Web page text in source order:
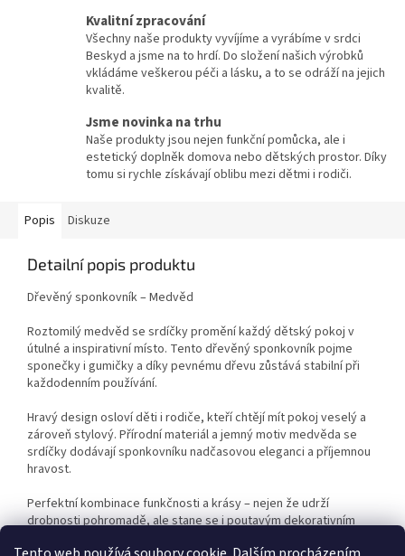
Kvalitní zpracování
Všechny naše produkty vyvíjíme a vyrábíme v srdci
Beskyd a jsme na to hrdí. Do složení našich výrobků
vkládáme veškerou péči a lásku, a to se odráží na jejich
kvalitě.
Jsme novinka na trhu
Naše produkty jsou nejen funkční pomůcka, ale i
estetický doplněk domova nebo dětských prostor. Díky
tomu si rychle získávají oblibu mezi dětmi i rodiči.
Popis Diskuze
Detailní popis produktu
Dřevěný sponkovník – Medvěd
Roztomilý medvěd se srdíčky promění každý dětský pokoj v
útulné a inspirativní místo. Tento dřevěný sponkovník pojme
sponečky i gumičky a díky pevnému dřevu zůstává stabilní při
každodenním používání.
Hravý design osloví děti i rodiče, kteří chtějí mít pokoj veselý a
zároveň stylový. Přírodní materiál a jemný motiv medvěda se
srdíčky dodávají sponkovníku nadčasovou eleganci a příjemnou
hravost.
Perfektní kombinace funkčnosti a krásy – nejen že udrží
drobnosti pohromadě, ale stane se i poutavým dekorativním